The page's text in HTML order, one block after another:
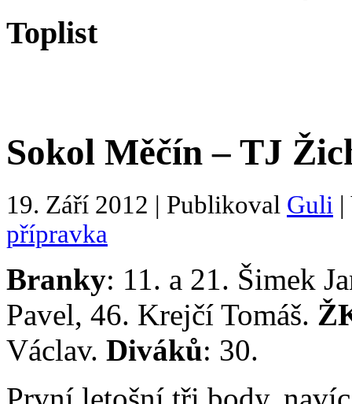
Toplist
Sokol Měčín – TJ
19. Září 2012 | Publikoval Guli
přípravka
Branky: 11. a 21. Šimek
Pavel, 46. Krejčí Tomáš.
Václav. Diváků: 30.